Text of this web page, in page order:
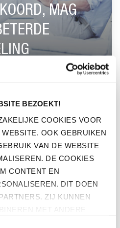
BEZOEKT!
COOKIES VOOR
OOK GEBRUIKEN
VAN DE WEBSITE
DE COOKIES
CONTENT EN
DIT DOEN
ZIJ KUNNEN
MAG